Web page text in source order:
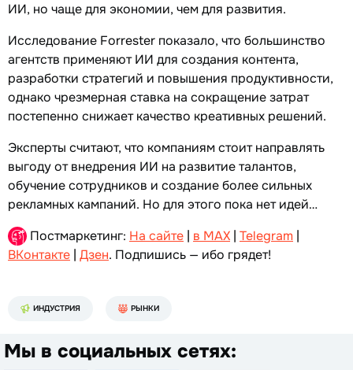
ИИ, но чаще для экономии, чем для развития.
Исследование Forrester показало, что большинство
агентств применяют ИИ для создания контента,
разработки стратегий и повышения продуктивности,
однако чрезмерная ставка на сокращение затрат
постепенно снижает качество креативных решений.
Эксперты считают, что компаниям стоит направлять
выгоду от внедрения ИИ на развитие талантов,
обучение сотрудников и создание более сильных
рекламных кампаний. Но для этого пока нет идей…
Постмаркетинг: На сайте | в MAX | Telegram |
ВКонтакте | Дзен. Подпишись — ибо грядет!
ИНДУСТРИЯ РЫНКИ
Мы в социальных сетях: